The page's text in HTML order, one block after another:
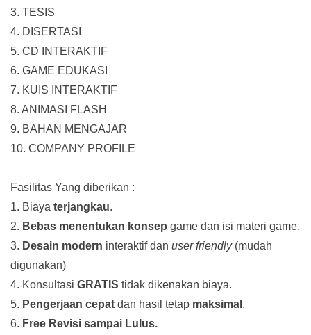
3. TESIS
4. DISERTASI
5. CD INTERAKTIF
6. GAME EDUKASI
7. KUIS INTERAKTIF
8. ANIMASI FLASH
9. BAHAN MENGAJAR
10. COMPANY PROFILE
Fasilitas Yang diberikan :
1. Biaya terjangkau.
2. Bebas menentukan konsep game dan isi materi game.
3. Desain modern interaktif dan user friendly(mudah
digunakan)
4. Konsultasi GRATIS tidak dikenakan biaya.
5. Pengerjaan cepat dan hasil tetap maksimal .
6. Free Revisi sampai Lulus.